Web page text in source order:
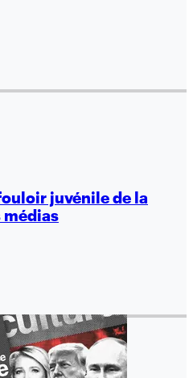
juvénile de la
médias